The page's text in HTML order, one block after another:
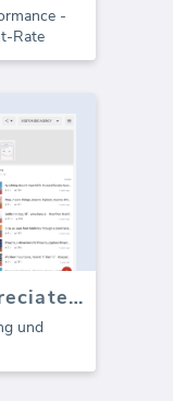
-
Rate
IG Wettbewerb - (Depreciated)
und